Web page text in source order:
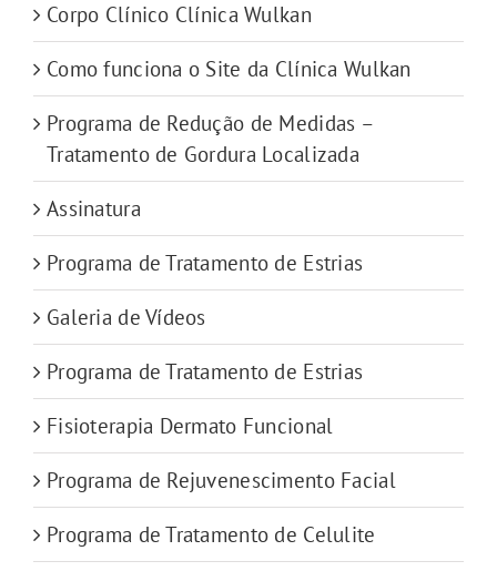
Corpo Clínico Clínica Wulkan
Como funciona o Site da Clínica Wulkan
Programa de Redução de Medidas –
Tratamento de Gordura Localizada
Assinatura
Programa de Tratamento de Estrias
Galeria de Vídeos
Programa de Tratamento de Estrias
Fisioterapia Dermato Funcional
Programa de Rejuvenescimento Facial
Programa de Tratamento de Celulite